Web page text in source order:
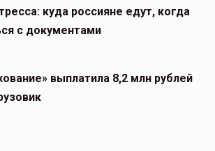
куда россияне едут, когда
с документами
выплатила 8,2 млн рублей